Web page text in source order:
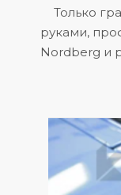
Только
руками,
Nordberg и